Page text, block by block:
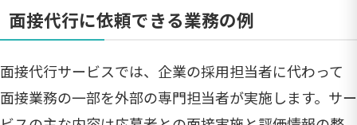
面接代行に依頼できる業務の例
面接代行サービスでは、企業の採用担当者に代わって
面接業務の一部を外部の専門担当者が実施します。サー